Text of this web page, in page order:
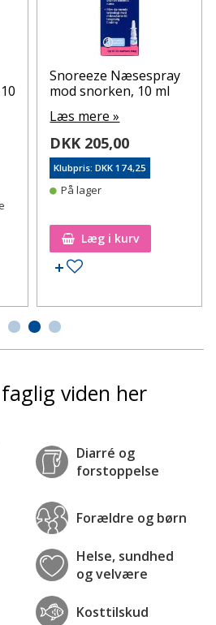
Snoreeze Næsespray
mod snorken, 10 ml
Læs mere »
DKK 205,00
Klubpris: DKK 174,25
På lager
Læg i kurv
Tilføj til ønskeseddel
viden her
Diarré og
forstoppelse
Forældre og børn
Helse, sundhed
og velvære
Kosttilskud